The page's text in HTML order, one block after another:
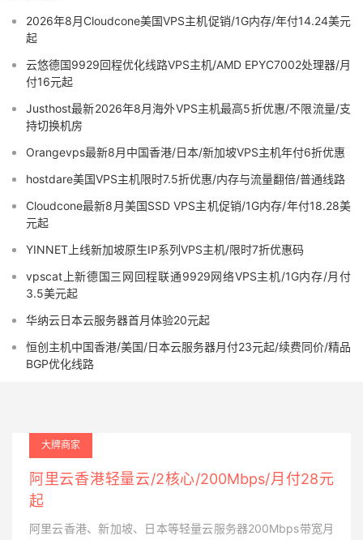
2026年8月Cloudcone美国VPS主机促销/1G内存/年付14.24美元
起
云悠德国9929回程优化线路VPS主机/AMD EPYC7002处理器/月
付16元起
Justhost最新2026年8月海外VPS主机最高5折优惠/不限流量/支
持切换机房
Orangevps最新8月中国香港/日本/新加坡VPS主机年付6折优惠
hostdare美国VPS主机限时7.5折优惠/内存与流量翻倍/普通线路
Cloudcone最新8月美国SSD VPS主机促销/1G内存/年付18.28美
元起
YINNET上线新加坡原生IP系列VPS主机/限时7折优惠码
vpscat上新德国三网回程联通9929网络VPS主机/1G内存/月付
3.5美元起
华纳云日本云服务器首月体验20元起
恒创主机中国香港/美国/日本云服务器月付23元起/续费同价/精品
BGP优化线路
大牌商家
阿里云香港轻量云/2核心/200Mbps/月付28元
起
阿里云香港、新加坡、日本等轻量云服务器200Mbps带宽月